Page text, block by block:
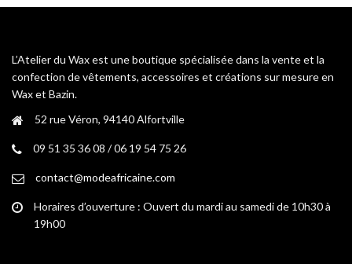
L’Atelier du Wax est une boutique spécialisée dans la vente et la
confection de vêtements, accessoires et créations sur mesure en
Wax et Bazin.
52 rue Véron, 94140 Alfortville
09 51 35 36 08 / 06 19 54 75 26
contact@modeafricaine.com
Horaires d’ouverture : Ouvert du mardi au samedi de 10h30 à
19h00